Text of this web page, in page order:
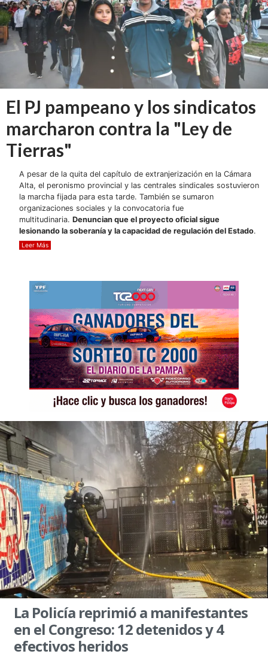
El PJ pampeano y los sindicatos
marcharon contra la "Ley de
Tierras"
A pesar de la quita del capítulo de extranjerización en la Cámara
Alta, el peronismo provincial y las centrales sindicales sostuvieron
la marcha fijada para esta tarde. También se sumaron
organizaciones sociales y la convocatoria fue
multitudinaria. Denuncian que el proyecto oficial sigue
lesionando la soberanía y la capacidad de regulación del Estado.
Leer Más
La Policía reprimió a manifestantes
en el Congreso: 12 detenidos y 4
efectivos heridos